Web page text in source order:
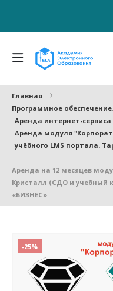
Главная
Программное обеспечение,
Аренда интернет-
Аренда модуля
учёбного LMS портала.
Аренда на 12 месяцев
Кристалл (СДО и учебный
«БИЗНЕС»
-25%